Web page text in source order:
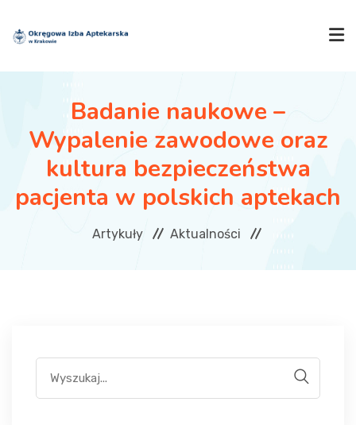
AKTUALNOŚCI
WYDARZENIA
Badanie naukowe –
Wypalenie zawodowe oraz
kultura bezpieczeństwa
pacjenta w polskich aptekach
Artykuły Aktualności